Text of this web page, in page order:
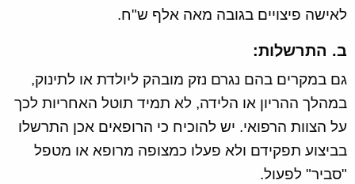
לאישה פיצויים בגובה מאה אלף ש"ח.
ב. התרשלות:
גם במקרים בהם נגרם נזק מובהק ליולדת או לתינוק,
במהלך ההריון או הלידה, לא תמיד תוטל האחריות לכך
על הצוות הרפואי. יש להוכיח כי הרופאים אכן התרשלו
בביצוע תפקידם ולא פעלו כמצופה מרופא או מטפל
"סביר" לפעול.